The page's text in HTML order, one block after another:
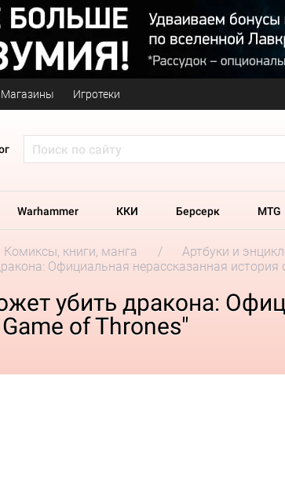
Магазины Игротеки
Warhammer ККИ Берсерк MTG
Комиксы, книги, манга
Артбуки и
Официальная нерассказанная история
убить дракона:
of Thrones"